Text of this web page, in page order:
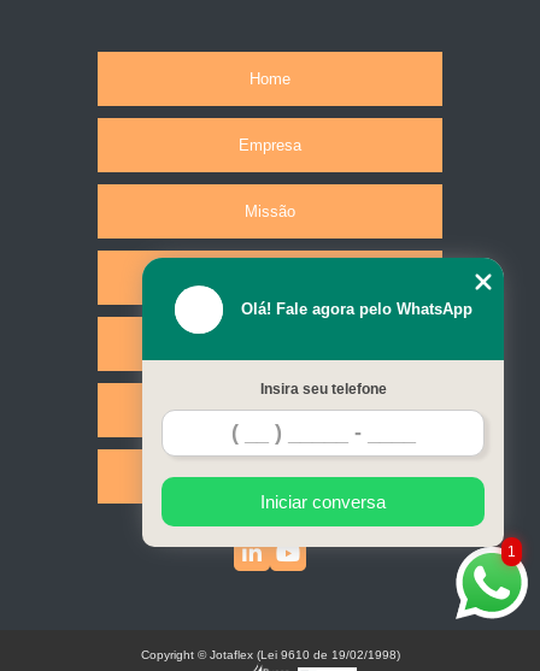
Home
Empresa
Missão
Contato
Mapa do site
1
Olá! Fale agora pelo WhatsApp
Insira seu telefone
Iniciar conversa
Copyright © Jotaflex (Lei 9610 de 19/02/1998)